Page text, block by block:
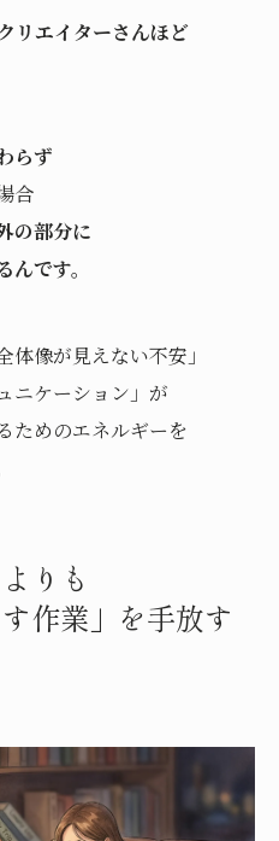
リエイターさんほど
らず
合
の部分に
です。
像が見えない不安」
ニケーション」が
ためのエネルギーを
りも
作業」を手放す